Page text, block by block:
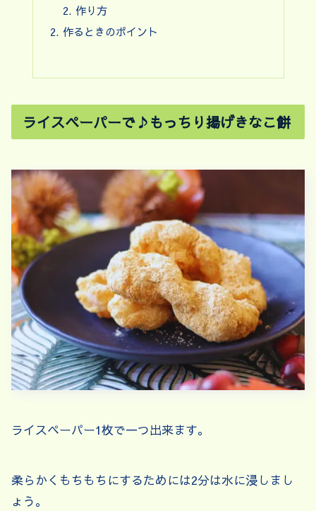
作り方
作るときのポイント
ライスペーパーで♪もっちり揚げきなこ餅
ライスペーパー1枚で一つ出来ます。
柔らかくもちもちにするためには2分は水に浸しまし
ょう。